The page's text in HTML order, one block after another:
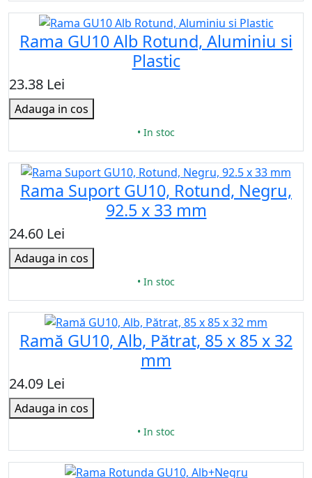
Rama GU10 Alb Rotund, Aluminiu si
Plastic
23.38 Lei
Adauga in cos
• In stoc
Rama Suport GU10, Rotund, Negru,
92.5 x 33 mm
24.60 Lei
Adauga in cos
• In stoc
Ramă GU10, Alb, Pătrat, 85 x 85 x 32
mm
24.09 Lei
Adauga in cos
• In stoc